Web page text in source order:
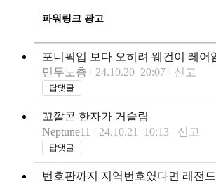
파워링크 광고
포니픽업 보다 오히려 웨건이 레어
민두노총
24.10.20 20:07 신고
답댓글
꼬깔콘 한자가 거슬림
Neptune11
24.10.21 10:13 신고
답댓글
번호판까지 지역번호였다면 레전